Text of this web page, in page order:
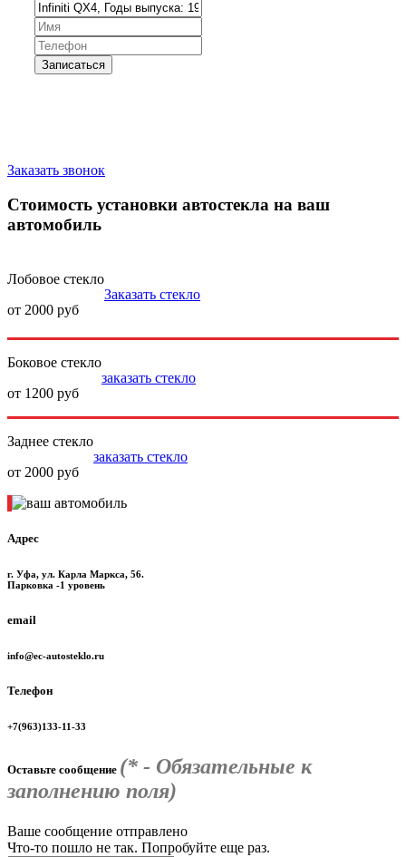
Заказать звонок
Стоимость установки автостекла на ваш
автомобиль
Лобовое стекло
от 2000 руб
Заказать стекло
Боковое стекло
от 1200 руб
заказать стекло
Заднее стекло
от 2000 руб
заказать стекло
Адрес
г. Уфа, ул. Карла Маркса, 56.
Парковка -1 уровень
email
info@ec-autosteklo.ru
Телефон
+7(963)133-11-33
Оставьте сообщение (* - Обязательные к
заполнению поля)
Ваше сообщение отправлено
Что-то пошло не так. Попробуйте еще раз.